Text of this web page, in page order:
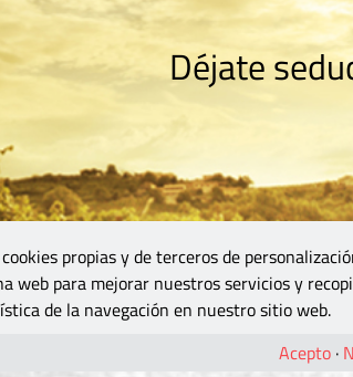
Déjate
propias y de terceros de
web para mejorar nuestros servicios y
de la navegación en nuestro sitio web.
Acepto ·